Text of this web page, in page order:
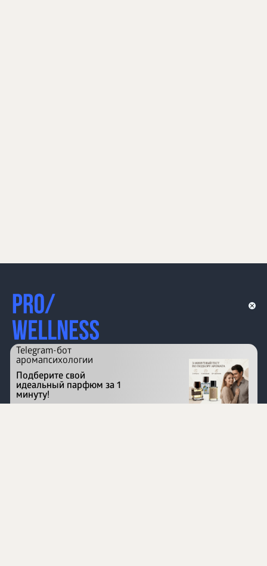
Перейти на сайт
Telegram-бот
аромапсихологии
Подберите свой
идеальный парфюм за 1
минуту!